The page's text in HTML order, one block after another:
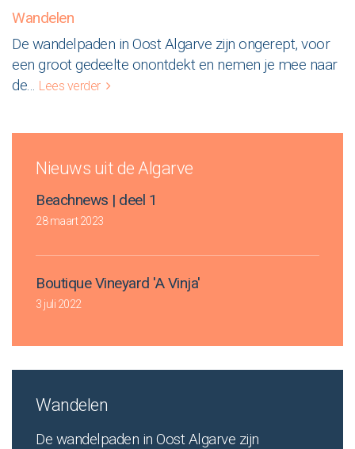
Wandelen
De wandelpaden in Oost Algarve zijn ongerept, voor
een groot gedeelte onontdekt en nemen je mee naar
de
Lees verder
Nieuws uit de Algarve
Beachnews | deel 1
28 maart 2023
Boutique Vineyard 'A Vinja'
3 juli 2022
Wandelen
De wandelpaden in Oost Algarve zijn